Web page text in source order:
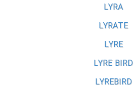
LYRA
LYRATE
LYRE
LYRE BIRD
LYREBIRD